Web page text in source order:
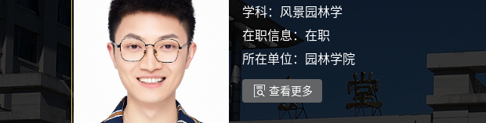
学科：风景园林学
在职信息：在职
所在单位：园林学院
查看更多